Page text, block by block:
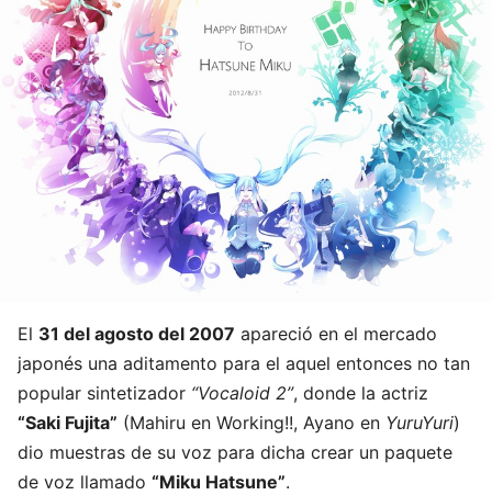
El 31 del agosto del 2007 apareció en el mercado
japonés una aditamento para el aquel entonces no tan
popular sintetizador “Vocaloid 2”, donde la actriz
“Saki Fujita” (Mahiru en Working!!, Ayano en YuruYuri)
dio muestras de su voz para dicha crear un paquete
de voz llamado “Miku Hatsune”.